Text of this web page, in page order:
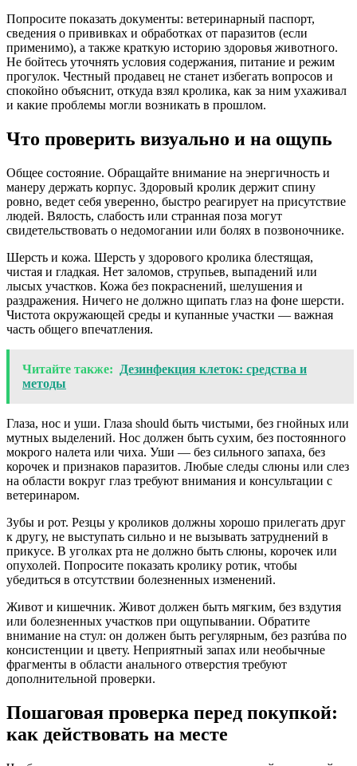
Попросите показать документы: ветеринарный паспорт,
сведения о прививках и обработках от паразитов (если
применимо), а также краткую историю здоровья животного.
Не бойтесь уточнять условия содержания, питание и режим
прогулок. Честный продавец не станет избегать вопросов и
спокойно объяснит, откуда взял кролика, как за ним ухаживал
и какие проблемы могли возникать в прошлом.
Что проверить визуально и на ощупь
Общее состояние. Обращайте внимание на энергичность и
манеру держать корпус. Здоровый кролик держит спину
ровно, ведет себя уверенно, быстро реагирует на присутствие
людей. Вялость, слабость или странная поза могут
свидетельствовать о недомогании или болях в позвоночнике.
Шерсть и кожа. Шерсть у здорового кролика блестящая,
чистая и гладкая. Нет заломов, струпьев, выпадений или
лысых участков. Кожа без покраснений, шелушения и
раздражения. Ничего не должно щипать глаз на фоне шерсти.
Чистота окружающей среды и купанные участки — важная
часть общего впечатления.
Читайте также:
Дезинфекция клеток: средства и
методы
Глаза, нос и уши. Глаза should быть чистыми, без гнойных или
мутных выделений. Нос должен быть сухим, без постоянного
мокрого налета или чиха. Уши — без сильного запаха, без
корочек и признаков паразитов. Любые следы слюны или слез
на области вокруг глаз требуют внимания и консультации с
ветеринаром.
Зубы и рот. Резцы у кроликов должны хорошо прилегать друг
к другу, не выступать сильно и не вызывать затруднений в
прикусе. В уголках рта не должно быть слюны, корочек или
опухолей. Попросите показать кролику ротик, чтобы
убедиться в отсутствии болезненных изменений.
Живот и кишечник. Живот должен быть мягким, без вздутия
или болезненных участков при ощупывании. Обратите
внимание на стул: он должен быть регулярным, без разrúва по
консистенции и цвету. Неприятный запах или необычные
фрагменты в области анального отверстия требуют
дополнительной проверки.
Пошаговая проверка перед покупкой:
как действовать на месте